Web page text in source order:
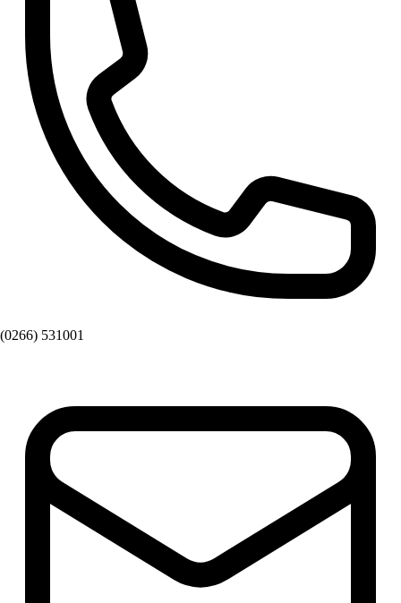
(0266) 531001